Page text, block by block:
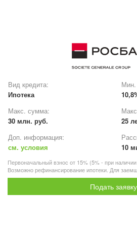
Вид кредита:
Ипотека
Мин.
Макс. сумма:
30 млн. руб.
25
Доп. информация:
см. условия
10
Первоначальный взнос от 15% (5% - при наличии
Возможно рефинансирование ипотеки. Для
Подать заявку